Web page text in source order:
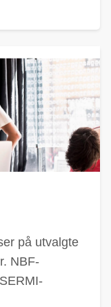
på utvalgte
NBF-